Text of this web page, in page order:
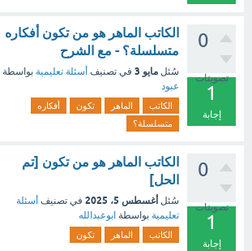
0
تصويتات
1
إجابة
الكاتب الماهر هو من تكون أفكاره
متسلسلة؟ - مع الشرح
سُئل مايو 3 في تصنيف أسئلة تعليمية بواسطة
عبود
الكاتب الماهر تكون
أفكاره
متسلسلة؟
0
تصويتات
1
إجابة
الكاتب الماهر هو من تكون [تم
الحل]
سُئل أغسطس 5، 2025 في تصنيف أسئلة
تعليمية بواسطة ابوعبدالله
الكاتب الماهر تكون